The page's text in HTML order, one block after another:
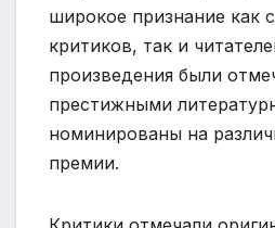
широкое признание как
критиков, так и
произведения были
престижными
номинированы на
премии.